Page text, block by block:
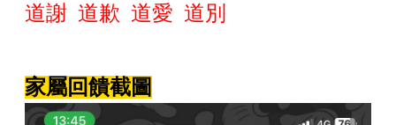
道謝 道歉 道愛 道別
家屬回饋截圖